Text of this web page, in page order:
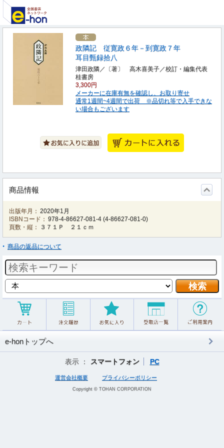
政隣記 従寛政６年－到寛政７年
耳目甄録拾八
津田政隣／〔著〕 高木喜美子／校訂・編集代表
桂書房
3,300円
メーカーに在庫有無を確認し、お取り寄せ
通常1週間~4週間で出荷 ※品切れ等で入手できな
い場合もございます
商品情報
出版年月： 2020年1月
ISBNコード： 978-4-86627-081-4 (4-86627-081-0)
頁数・縦：
３７１Ｐ ２１ｃｍ
商品の返品について
e-honトップへ
表示 ： スマートフォン PC
運営会社概要 プライバシーポリシー
Copyright © TOHAN CORPORATION